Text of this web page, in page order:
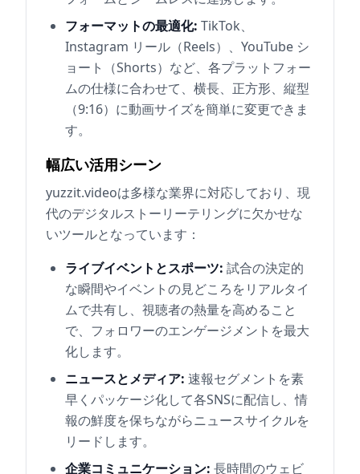
フォーマットの最適化: TikTok、
Instagram リール（Reels）、YouTube シ
ョート（Shorts）など、各プラットフォー
ムの仕様に合わせて、横長、正方形、縦型
（9:16）に動画サイズを簡単に変更できま
す。
幅広い活用シーン
yuzzit.videoは多様な業界に対応しており、現
代のデジタルストーリーテリングに欠かせな
いツールとなっています：
ライブイベントとスポーツ: 試合の決定的
な瞬間やイベントの見どころをリアルタイ
ムで共有し、視聴者の熱量を高めること
で、フォロワーのエンゲージメントを最大
化します。
ニュースとメディア: 速報セグメントを素
早くパッケージ化して各SNSに配信し、情
報の鮮度を保ちながらニュースサイクルを
リードします。
企業コミュニケーション: 長時間のウェビ